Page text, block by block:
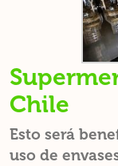
Chile
Esto será
uso de